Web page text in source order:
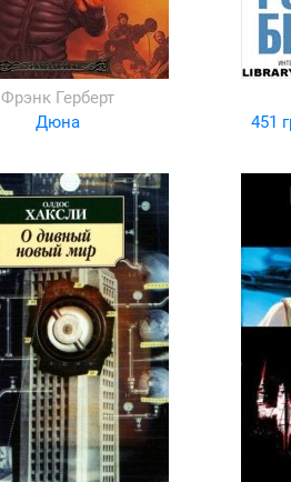
Фрэнк Герберт
Дюна
451